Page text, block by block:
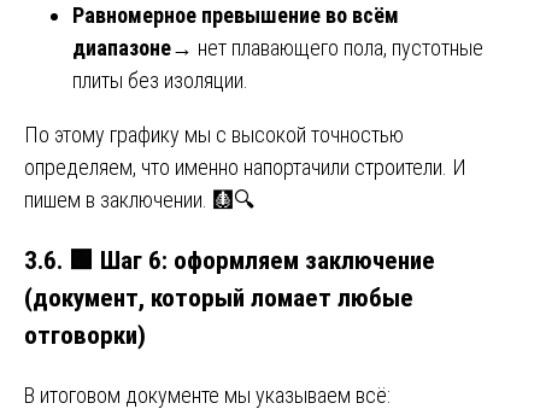
Равномерное превышение во всём
диапазоне→ нет плавающего пола, пустотные
плиты без изоляции.
По этому графику мы с высокой точностью
определяем, что именно напортачили строители. И
пишем в заключении. 🩻🔍
3.6. 🟩 Шаг 6: оформляем заключение
(документ, который ломает любые
отговорки)
В итоговом документе мы указываем всё: